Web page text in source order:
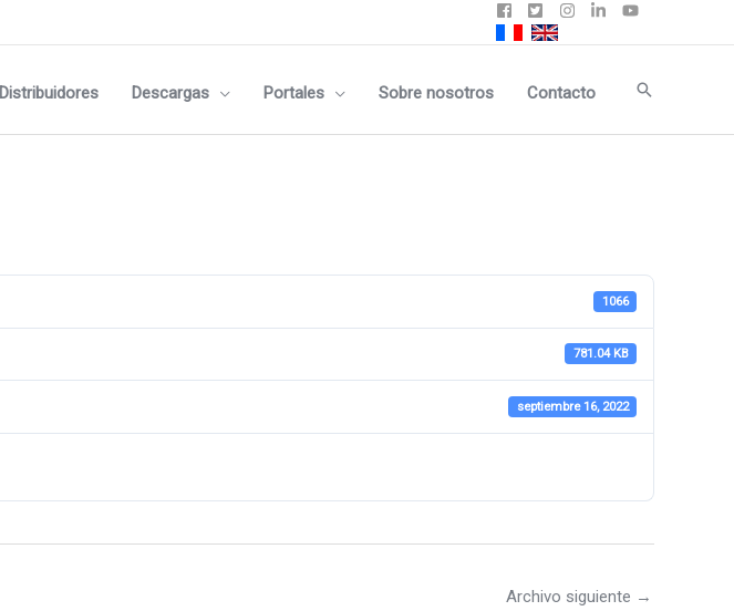
Distribuidores Descargas Portales Sobre nosotros Contacto Buscar
1066
781.04 KB
septiembre 16, 2022
Archivo siguiente →